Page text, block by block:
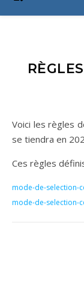
Voici les règles de qualification des coureurs français pour le prochain mondial des classes M et 10R qui
se tiendra en
Ces règles
mode-de-selection-
mode-de-selection-